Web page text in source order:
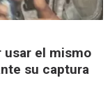
usar el mismo
su captura